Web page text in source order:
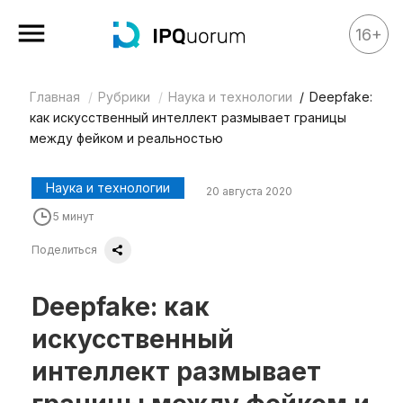
Все материалы
Аналитика
Legal review
События
IP Stories
16+
Главная Рубрики Наука и технологии
Deepfake:
как искусственный интеллект размывает границы
между фейком и реальностью
Наука и технологии
20 августа 2020
5 минут
Поделиться
Deepfake: как
искусственный
интеллект размывает